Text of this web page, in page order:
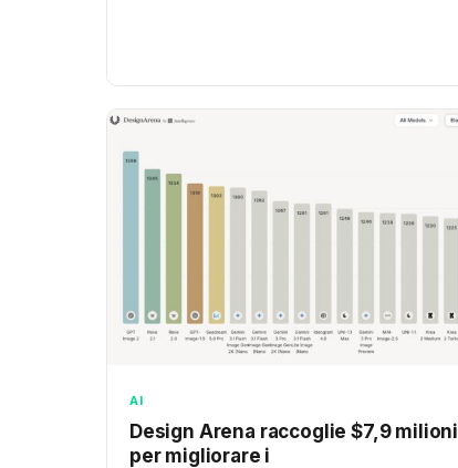
AI
Design Arena raccoglie $7,9 milioni
per migliorare i